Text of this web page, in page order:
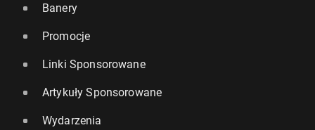
Banery
Promocje
Linki Sponsorowane
Artykuły Sponsorowane
Wydarzenia